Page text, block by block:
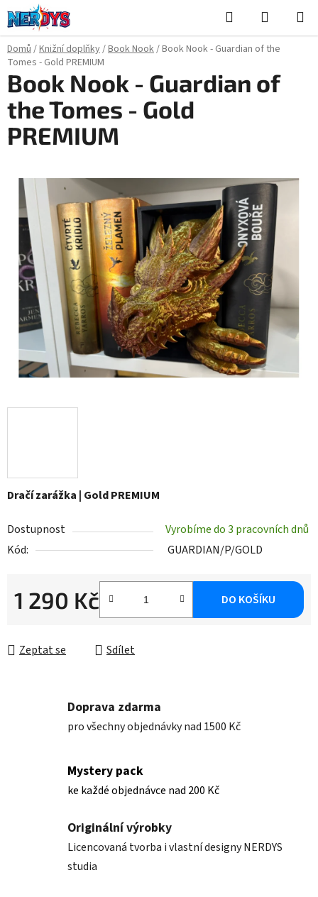
Přejít
na
obsah
Hledat
KOŠÍK
Domů/Knižní doplňky/Book Nook/Book Nook - Guardian of the
Tomes - Gold PREMIUM
Dračí zarážka | Gold PREMIUM
Dostupnost
Vyrobíme do 3 pracovních dnů
Kód:
GUARDIAN/P/GOLD
1 290 Kč DO KOŠÍKU
Zeptat se Sdílet
Book Nook - Guardian of
the Tomes - Gold
PREMIUM
Doprava zdarma
pro všechny objednávky nad 1500 Kč
Mystery pack
ke každé objednávce nad 200 Kč
Originální výrobky
Licencovaná tvorba i vlastní designy NERDYS
studia